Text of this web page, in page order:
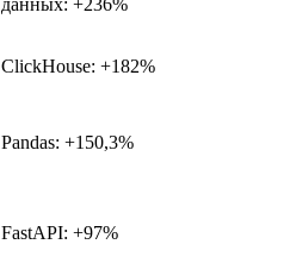
ClickHouse: +182%
Pandas: +150,3%
FastAPI: +97%